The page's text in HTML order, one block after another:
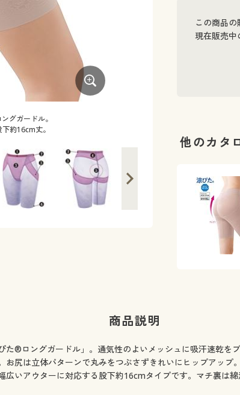
グガードル。
約16cm丈。
この商品の
現在販売中
他のカタ
商品説明
®ロングガードル」。通気性のよいメッシュに吸汗速乾を
尻は立体パターンで丸みをつぶさずきれいにヒップアッ
いアウターに対応する股下約16cmタイプです。マチ裏は綿